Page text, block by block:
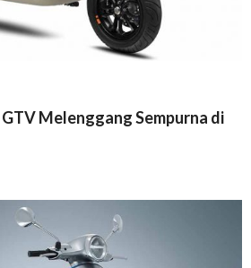
Melenggang Sempurna di